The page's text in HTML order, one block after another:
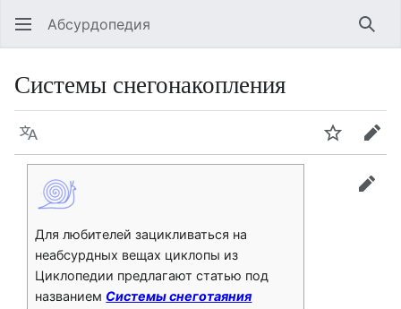
Абсурдопедия
Системы снегонакопления
Язык
Для любителей зацикливаться на
неабсурдных вещах циклопы из
Циклопедии предлагают статью под
названием Системы снеготаяния